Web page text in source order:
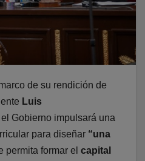
de su rendición de
Luis
Gobierno impulsará una
para diseñar “una
permita formar el capital